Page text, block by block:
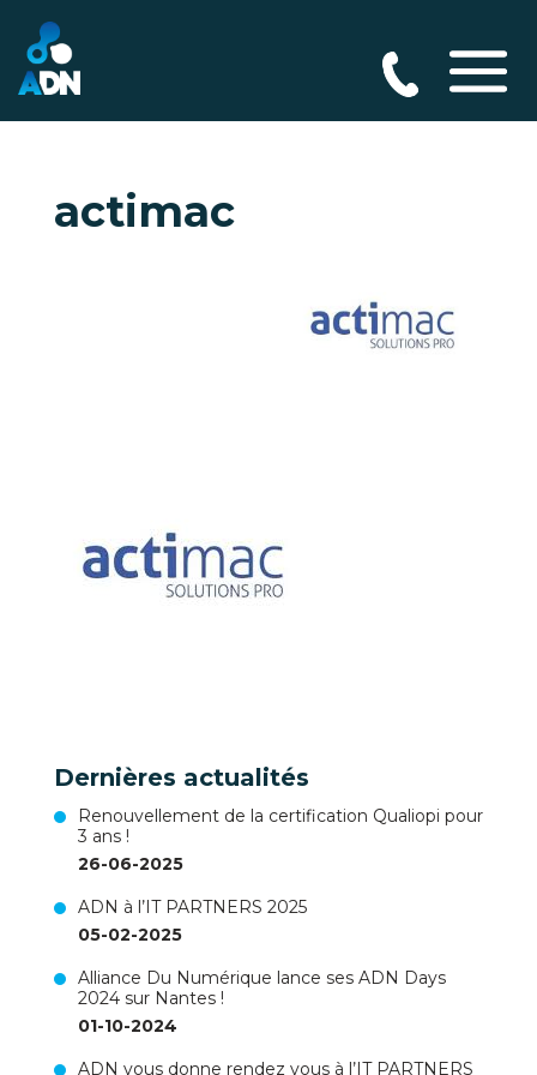
actimac
Dernières actualités
Renouvellement de la certification Qualiopi pour
3 ans !
26-06-2025
ADN à l’IT PARTNERS 2025
05-02-2025
Alliance Du Numérique lance ses ADN Days
2024 sur Nantes !
01-10-2024
ADN vous donne rendez vous à l’IT PARTNERS